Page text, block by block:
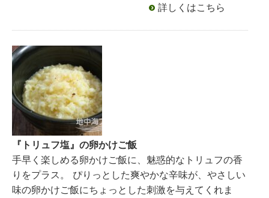
詳しくはこちら
『トリュフ塩』の卵かけご飯
手早く楽しめる卵かけご飯に、魅惑的なトリュフの香
りをプラス。 ぴりっとした爽やかな辛味が、やさしい
味の卵かけご飯にちょっとした刺激を与えてくれま